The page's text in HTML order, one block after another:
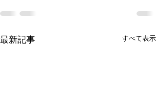
最新記事 すべて表示